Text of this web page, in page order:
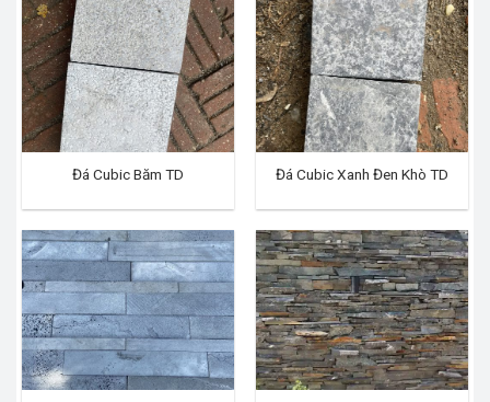
Đá Cubic Băm TD Đá Cubic Xanh Đen Khò TD